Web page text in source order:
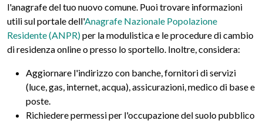
l'anagrafe del tuo nuovo comune. Puoi trovare informazioni
utili sul portale dell'Anagrafe Nazionale Popolazione
Residente (ANPR)per la modulistica e le procedure di cambio
di residenza online o presso lo sportello. Inoltre, considera:
Aggiornare l'indirizzo con banche, fornitori di servizi
(luce, gas, internet, acqua), assicurazioni, medico di base e
poste.
Richiedere permessi per l'occupazione del suolo pubblico